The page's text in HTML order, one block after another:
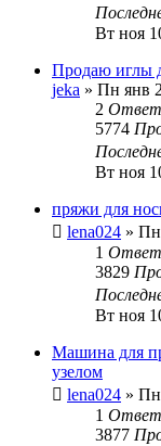
Вт ноя
Продаю иглы
jeka » Пн янв
2
5774
Вт ноя
пряжи для
lena024 » Пн
1
3829
Вт ноя
Машина для
узелом
lena024 » Пн
1
3877